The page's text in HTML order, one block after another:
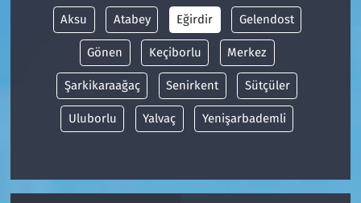
Aksu Atabey Eğirdir Gelendost
Gönen Keçiborlu Merkez
Şarkikaraağaç Senirkent Sütçüler
Uluborlu Yalvaç Yenişarbademli
Siyaset
Süleymanpaşa
Tekirdağ